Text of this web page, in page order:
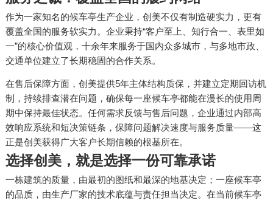
作为一家知名的候车亭生产企业，创美不仅有制造硬实力，更有
覆盖全国的服务软实力。企业秉持“客户至上、知行合一、表里如
一”的核心价值观，十余年来服务于国内众多城市，与多地市政、
交通单位建立了长期稳固的合作关系。
在售后保障方面，创美提供5年主体结构质保，并建立定期回访机
制，持续排查潜在问题，确保每一座候车亭都能在漫长的使用周
期中保持最佳状态。任何需求反馈与售后问题，企业通过内部高
效响应系统和短决策链条，保障问题解决速度与服务质量——这
正是创美获得广大客户长期信赖的根基所在。
选择创美，就是选择一份可靠承诺
一栋建筑的质量，由最初的图纸和最深的地基决定；一座候车亭
的品质，由生产厂家的技术底蕴与责任担当决定。在当前候车亭